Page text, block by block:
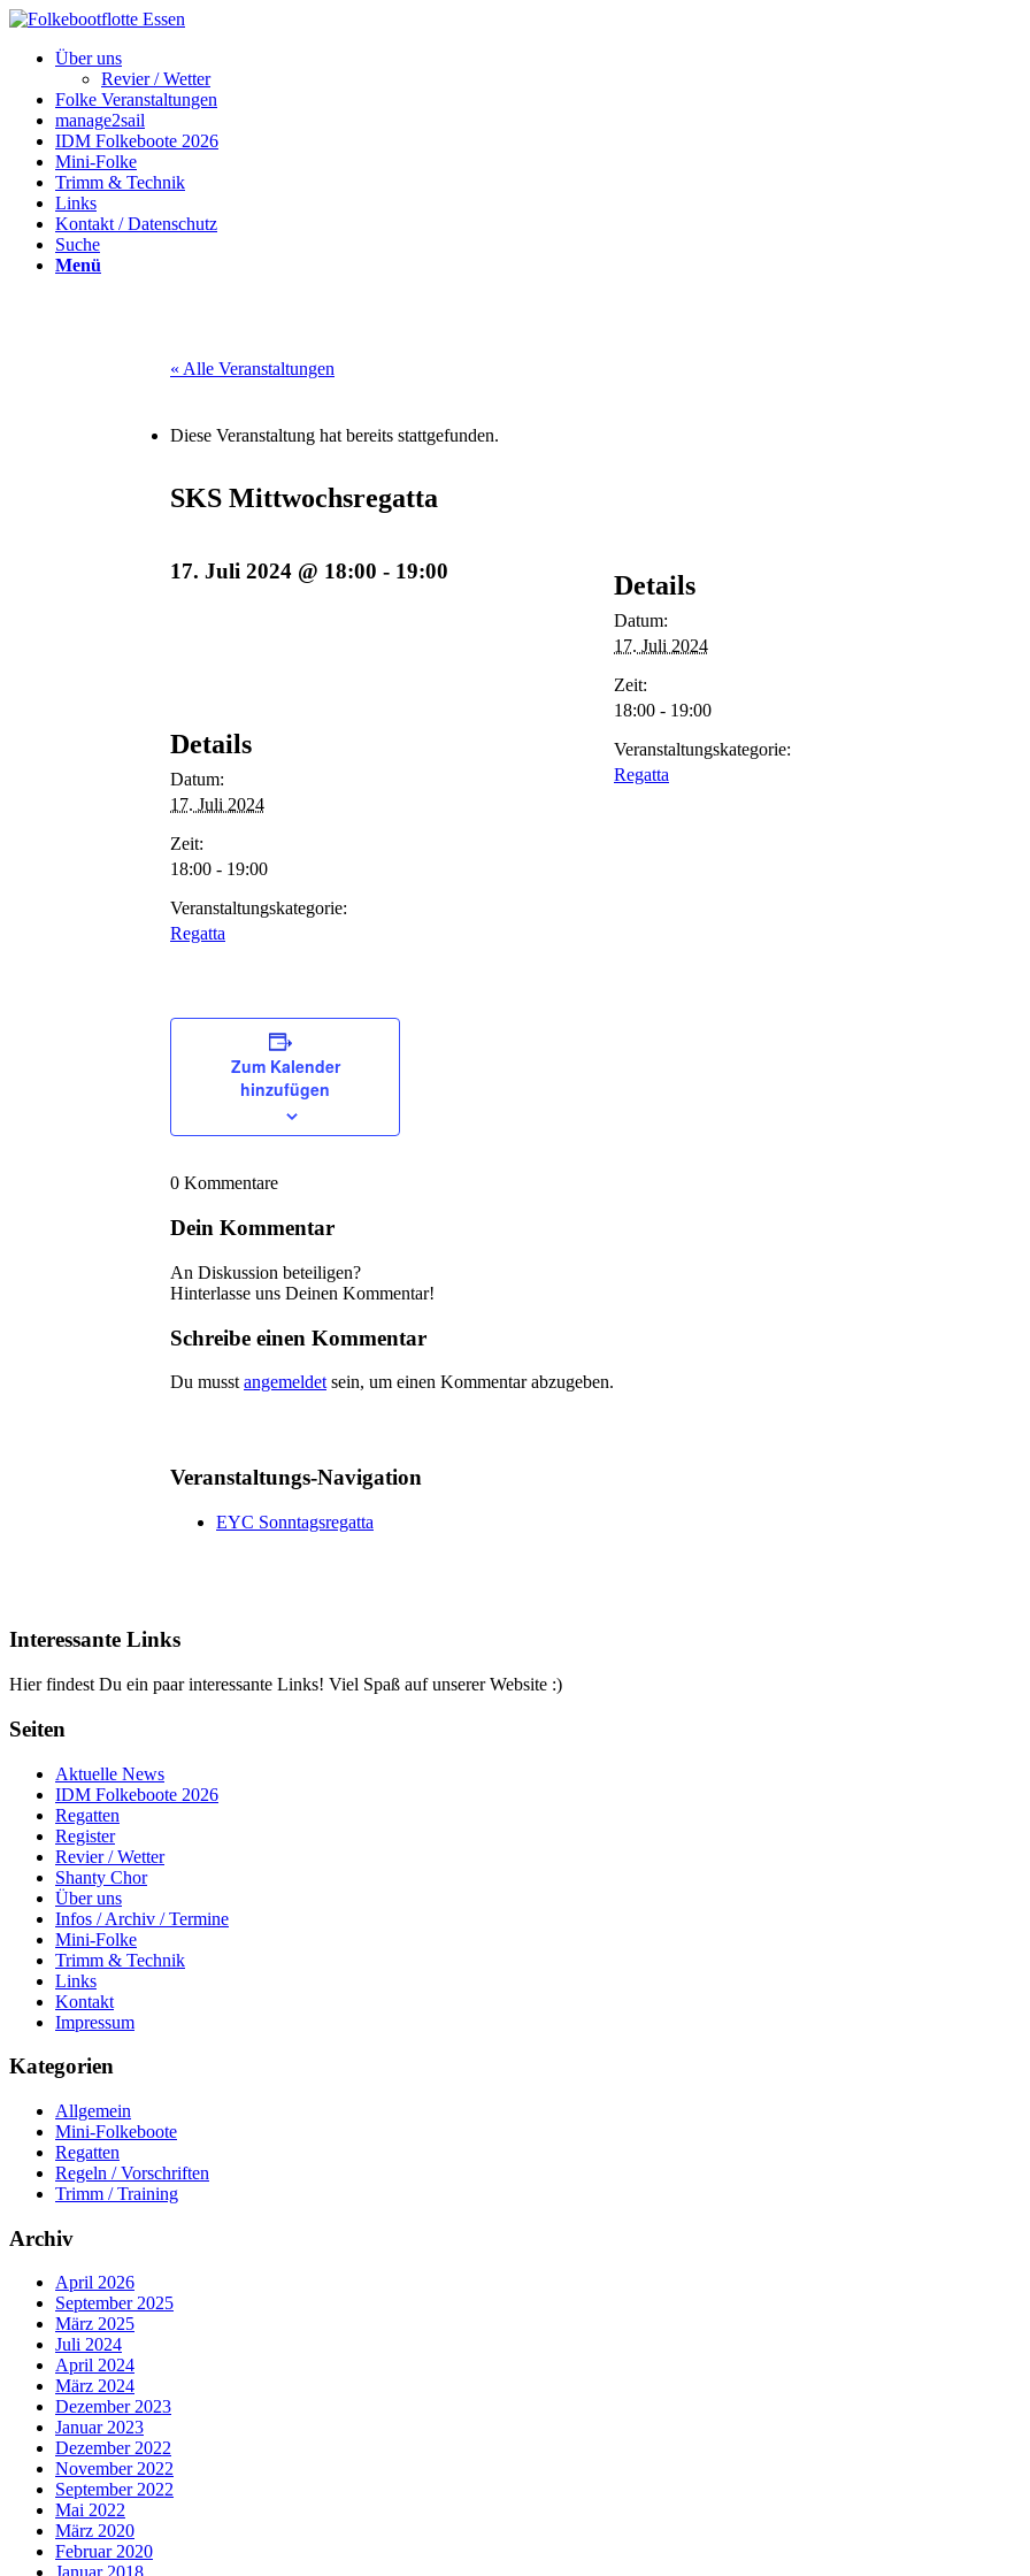
Über uns
Revier / Wetter
Folke Veranstaltungen
manage2sail
IDM Folkeboote 2026
Mini-Folke
Trimm & Technik
Links
Kontakt / Datenschutz
Suche
Menü
« Alle Veranstaltungen
Diese Veranstaltung hat bereits stattgefunden.
SKS Mittwochsregatta
17. Juli 2024 @ 18:00 - 19:00
Details
Datum:
17. Juli 2024
Zeit:
18:00 - 19:00
Veranstaltungskategorie:
Regatta
Zum Kalender
hinzufügen
0 Kommentare
Dein Kommentar
An Diskussion beteiligen?
Hinterlasse uns Deinen Kommentar!
Schreibe einen Kommentar
Du musst angemeldet sein, um einen Kommentar abzugeben.
Details
Datum:
17. Juli 2024
Zeit:
18:00 - 19:00
Veranstaltungskategorie:
Regatta
Veranstaltungs-Navigation
EYC Sonntagsregatta
Interessante Links
Hier findest Du ein paar interessante Links! Viel Spaß auf unserer Website :)
Seiten
Aktuelle News
IDM Folkeboote 2026
Regatten
Register
Revier / Wetter
Shanty Chor
Über uns
Infos / Archiv / Termine
Mini-Folke
Trimm & Technik
Links
Kontakt
Impressum
Kategorien
Allgemein
Mini-Folkeboote
Regatten
Regeln / Vorschriften
Trimm / Training
Archiv
April 2026
September 2025
März 2025
Juli 2024
April 2024
März 2024
Dezember 2023
Januar 2023
Dezember 2022
November 2022
September 2022
Mai 2022
März 2020
Februar 2020